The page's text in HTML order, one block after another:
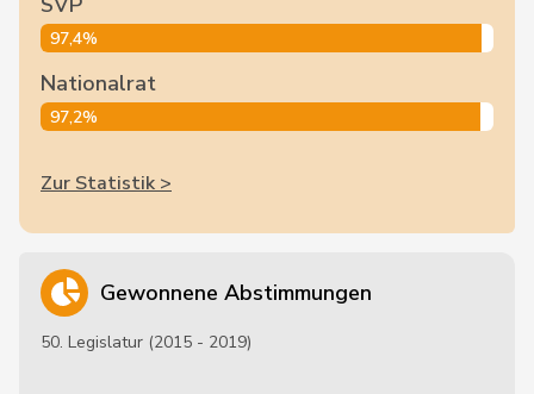
97,4%
Nationalrat
97,2%
Zur Statistik >
Gewonnene Abstimmungen
50. Legislatur (2015 - 2019)